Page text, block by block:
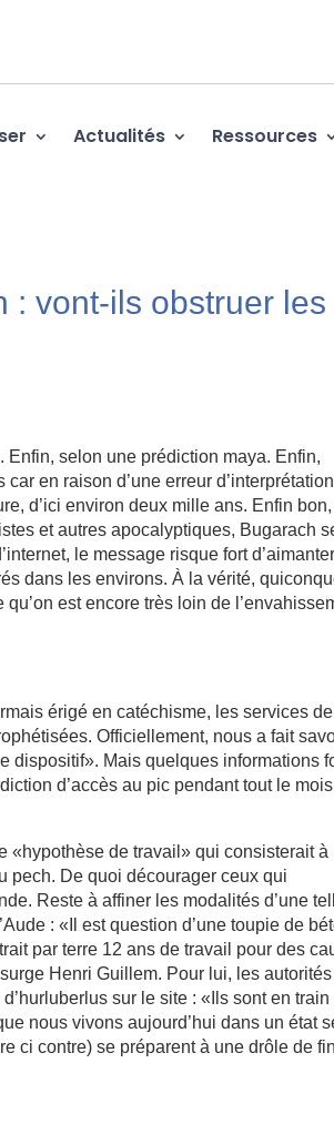
Actualités Ressources
: vont-ils obstruer les
Enfin, selon une prédiction maya. Enfin,
en raison d’une erreur d’interprétation
d’ici environ deux mille ans. Enfin bon,
et autres apocalyptiques, Bugarach
le message risque fort d’aimanter
dans les environs. À la vérité,
est encore très loin de
érigé en catéchisme, les services de
Officiellement, nous a fait
dispositif». Mais quelques informations
d’accès au pic pendant tout le
«hypothèse de travail» qui consisterait à
pech. De quoi décourager ceux qui
Reste à affiner les modalités d’une
: «Il est question d’une toupie de
par terre 12 ans de travail pour des
Henri Guillem. Pour lui, les autorités
sur le site : «Ils sont en train
nous vivons aujourd’hui dans un état
ci contre) se préparent à une drôle de fin